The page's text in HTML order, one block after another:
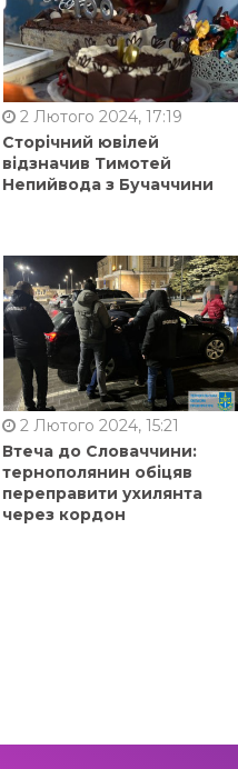
2 Лютого 2024, 17:19
Сторічний ювілей
відзначив Тимотей
Непийвода з Бучаччини
2 Лютого 2024, 15:21
Втеча до Словаччини:
тернополянин обіцяв
переправити ухилянта
через кордон